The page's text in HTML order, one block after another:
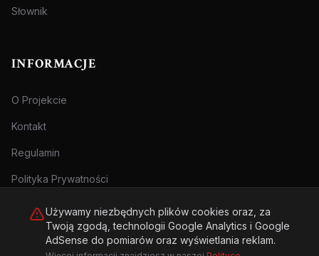
Słownik
INFORMACJE
O Projekcie
Kontakt
Regulamin
Polityka Prywatności
Używamy niezbędnych plików cookies oraz, za
Twoją zgodą, technologii Google Analytics i Google
AdSense do pomiarów oraz wyświetlania reklam.